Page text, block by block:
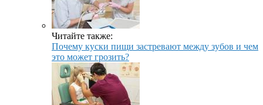
Читайте также:
Почему куски пищи застревают между зубов и чем
это может грозить?